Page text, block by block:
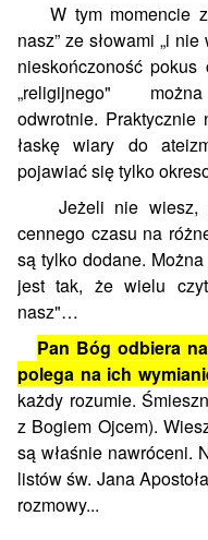
W tym momencie
nasz” ze słowami „i
nieskończoność
„religijnego"
odwrotnie.
łaskę wiary do
pojawiać się tylko
Jeżeli nie wiesz,
cennego czasu na
są tylko dodane.
jest tak, że wielu
nasz"…
Pan Bóg odbiera
polega na ich
każdy rozumie.
z Bogiem Ojcem).
są właśnie nawróceni.
listów św. Jana
rozmowy...